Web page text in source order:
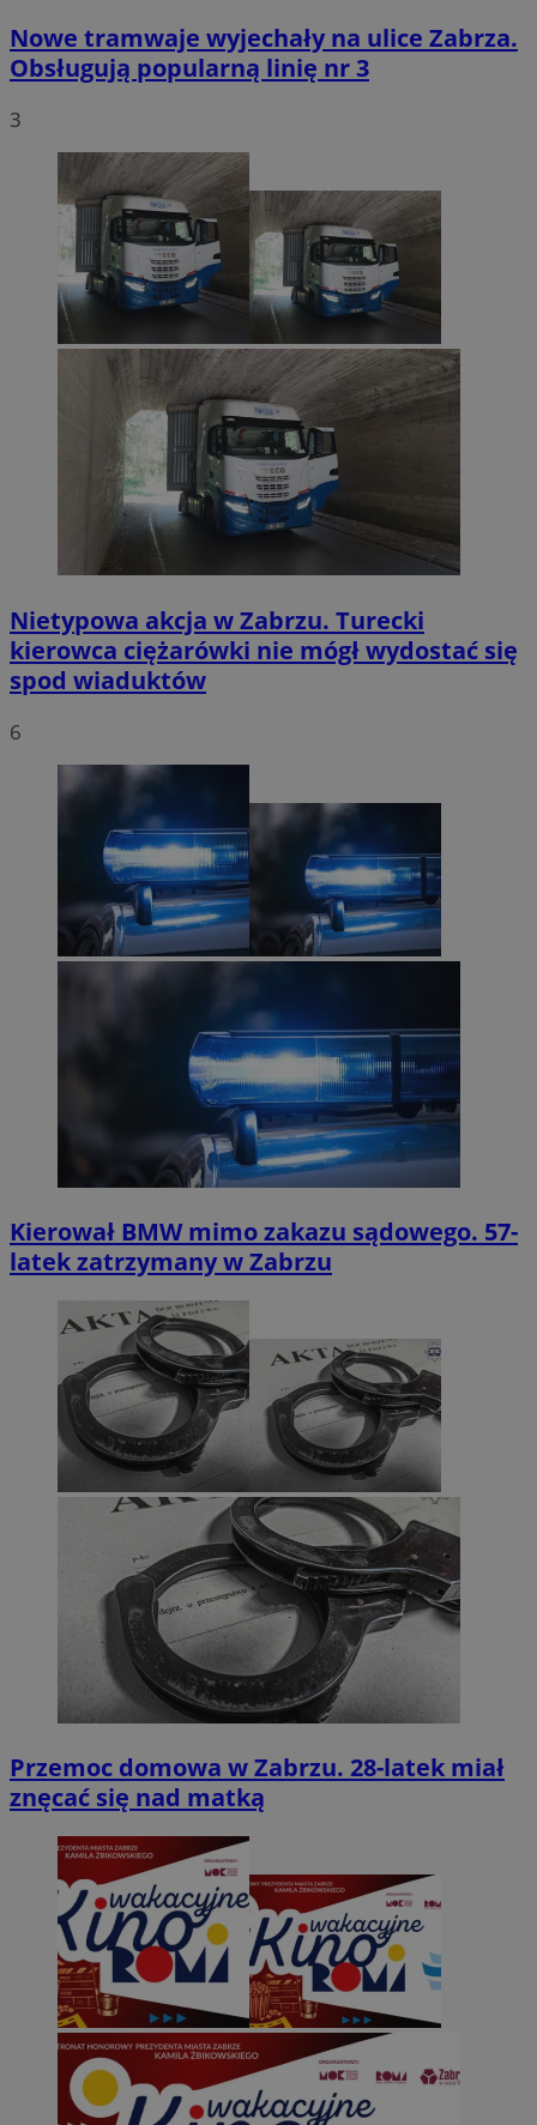
Nowe tramwaje wyjechały na ulice Zabrza.
Obsługują popularną linię nr 3
3
Nietypowa akcja w Zabrzu. Turecki
kierowca ciężarówki nie mógł wydostać się
spod wiaduktów
6
Kierował BMW mimo zakazu sądowego. 57-
latek zatrzymany w Zabrzu
Przemoc domowa w Zabrzu. 28-latek miał
znęcać się nad matką